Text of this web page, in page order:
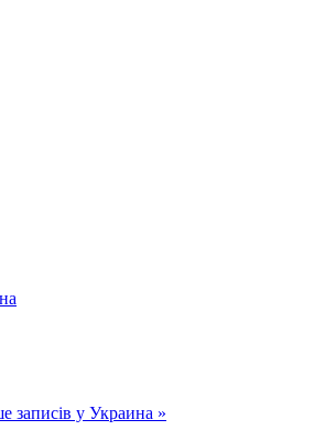
записів у Украина »